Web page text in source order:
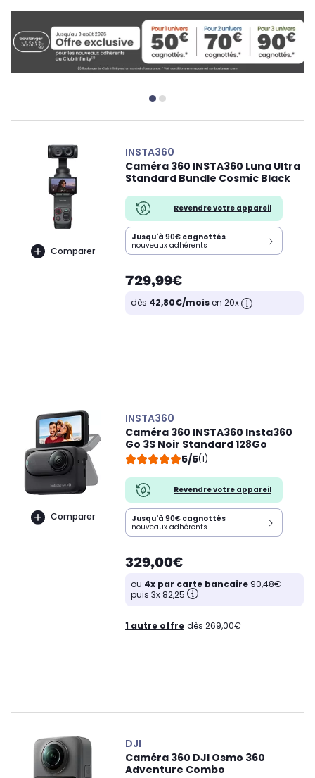
Comparer
INSTA360
Caméra 360 INSTA360 Luna Ultra
Standard Bundle Cosmic Black
Revendre votre appareil
Jusqu'à 90€ cagnottés
nouveaux adhérents
729,99€
dès 42,80€/moisen 20x
Comparer
INSTA360
Caméra 360 INSTA360 Insta360
Go 3S Noir Standard 128Go
5/5(1)
Revendre votre appareil
Jusqu'à 90€ cagnottés
nouveaux adhérents
329,00€
ou 4x par carte bancaire 90,48€
puis 3x 82,25
1 autre offre dès 269,00€
DJI
Caméra 360 DJI Osmo 360
Adventure Combo